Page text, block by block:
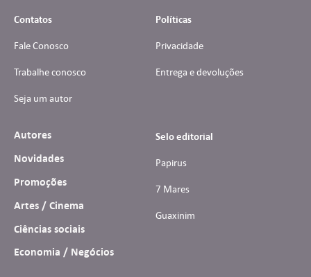
Contatos
Fale Conosco
Trabalhe conosco
Seja um autor
Políticas
Privacidade
Entrega e devoluções
Autores
Novidades
Promoções
Artes / Cinema
Ciências sociais
Economia / Negócios
Selo editorial
Papirus
7 Mares
Guaxinim